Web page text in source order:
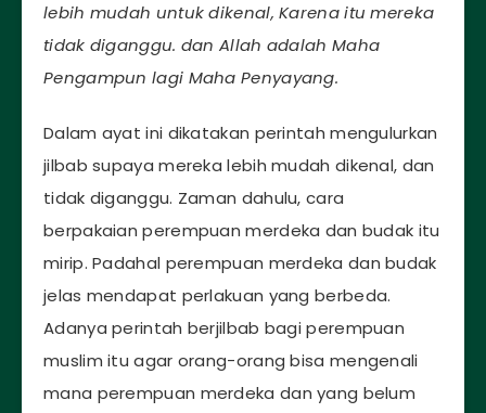
lebih mudah untuk dikenal, Karena itu mereka
tidak diganggu. dan Allah adalah Maha
Pengampun lagi Maha Penyayang.
Dalam ayat ini dikatakan perintah mengulurkan
jilbab supaya mereka lebih mudah dikenal, dan
tidak diganggu. Zaman dahulu, cara
berpakaian perempuan merdeka dan budak itu
mirip. Padahal perempuan merdeka dan budak
jelas mendapat perlakuan yang berbeda.
Adanya perintah berjilbab bagi perempuan
muslim itu agar orang-orang bisa mengenali
mana perempuan merdeka dan yang belum